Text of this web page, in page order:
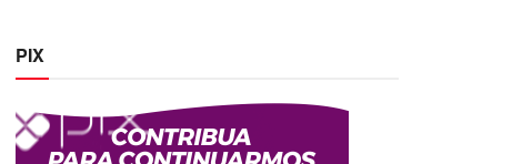
PIX